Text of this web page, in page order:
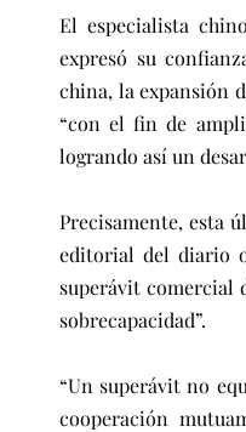
El especialista
expresó su
china, la expansión
“con el fin de
logrando así un
Precisamente, esta
editorial del diario
superávit comercial
sobrecapacidad”.
“Un superávit no
cooperación